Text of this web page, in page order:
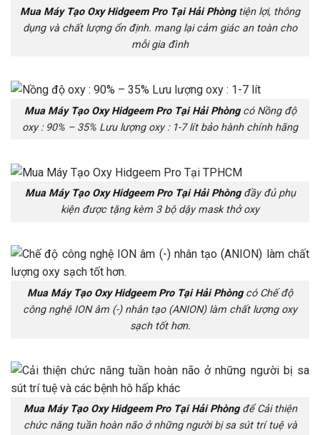
Mua Máy Tạo Oxy Hidgeem Pro Tại Hải Phòngtiện lợi, thông
dụng và chất lượng ổn định. mang lại cảm giác an toàn cho
mỗi gia đình
Mua Máy Tạo Oxy Hidgeem Pro Tại Hải Phòngcó Nồng độ
oxy : 90% – 35% Lưu lượng oxy : 1-7 lít bảo hành chính hãng
Mua Máy Tạo Oxy Hidgeem Pro Tại Hải Phòngđầy đủ phụ
kiện được tặng kèm 3 bộ dậy mask thở oxy
Mua Máy Tạo Oxy Hidgeem Pro Tại Hải Phòngcó Chế độ
công nghệ ION âm (-) nhân tạo (ANION) làm chất lượng oxy
sạch tốt hơn.
Mua Máy Tạo Oxy Hidgeem Pro Tại Hải Phòngđể Cải thiện
chức năng tuần hoàn não ở những người bị sa sút trí tuệ và